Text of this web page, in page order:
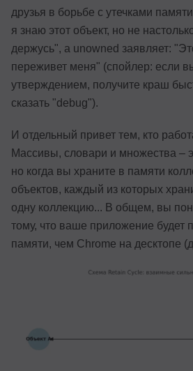
друзья в борьбе с утечками
я знаю этот объект, но не
держусь", а unowned заявляет:
переживет меня" (спойлер: если
утверждением, получите краш
сказать "debug").
И отдельный привет тем, кто
Массивы, словари и множества –
но когда вы храните в памяти
объектов, каждый из которых
одну коллекцию... В общем, вы
тому, что ваше приложение будет
памяти, чем Chrome на десктопе